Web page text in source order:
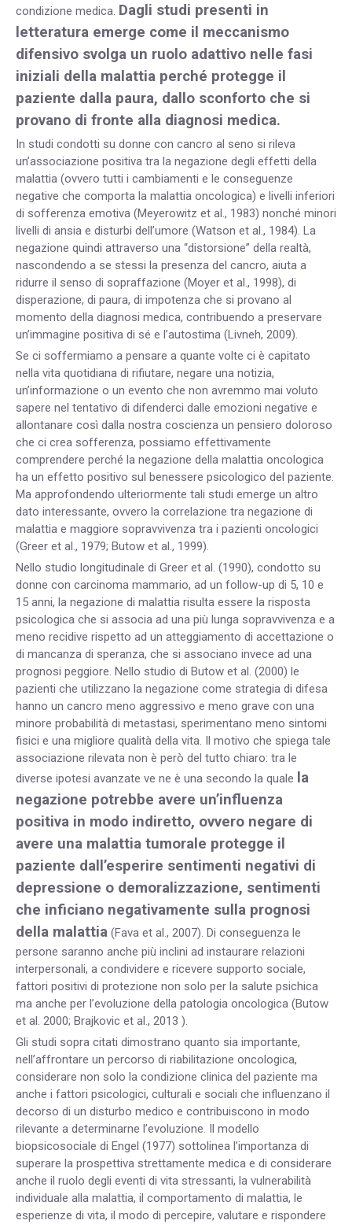
condizione medica. Dagli studi presenti in
letteratura emerge come il meccanismo
difensivo svolga un ruolo adattivo nelle fasi
iniziali della malattia perché protegge il
paziente dalla paura, dallo sconforto che si
provano di fronte alla diagnosi medica.
In studi condotti su donne con cancro al seno si rileva
un’associazione positiva tra la negazione degli effetti della
malattia (ovvero tutti i cambiamenti e le conseguenze
negative che comporta la malattia oncologica) e livelli inferiori
di sofferenza emotiva (Meyerowitz et al., 1983) nonché minori
livelli di ansia e disturbi dell’umore (Watson et al., 1984). La
negazione quindi attraverso una “distorsione” della realtà,
nascondendo a se stessi la presenza del cancro, aiuta a
ridurre il senso di sopraffazione (Moyer et al., 1998), di
disperazione, di paura, di impotenza che si provano al
momento della diagnosi medica, contribuendo a preservare
un’immagine positiva di sé e l’autostima (Livneh, 2009).
Se ci soffermiamo a pensare a quante volte ci è capitato
nella vita quotidiana di rifiutare, negare una notizia,
un’informazione o un evento che non avremmo mai voluto
sapere nel tentativo di difenderci dalle emozioni negative e
allontanare così dalla nostra coscienza un pensiero doloroso
che ci crea sofferenza, possiamo effettivamente
comprendere perché la negazione della malattia oncologica
ha un effetto positivo sul benessere psicologico del paziente.
Ma approfondendo ulteriormente tali studi emerge un altro
dato interessante, ovvero la correlazione tra negazione di
malattia e maggiore sopravvivenza tra i pazienti oncologici
(Greer et al., 1979; Butow et al., 1999).
Nello studio longitudinale di Greer et al. (1990), condotto su
donne con carcinoma mammario, ad un follow-up di 5, 10 e
15 anni, la negazione di malattia risulta essere la risposta
psicologica che si associa ad una più lunga sopravvivenza e a
meno recidive rispetto ad un atteggiamento di accettazione o
di mancanza di speranza, che si associano invece ad una
prognosi peggiore. Nello studio di Butow et al. (2000) le
pazienti che utilizzano la negazione come strategia di difesa
hanno un cancro meno aggressivo e meno grave con una
minore probabilità di metastasi, sperimentano meno sintomi
fisici e una migliore qualità della vita. Il motivo che spiega tale
associazione rilevata non è però del tutto chiaro: tra le
diverse ipotesi avanzate ve ne è una secondo la quale la
negazione potrebbe avere un’influenza
positiva in modo indiretto, ovvero negare di
avere una malattia tumorale protegge il
paziente dall’esperire sentimenti negativi di
depressione o demoralizzazione, sentimenti
che inficiano negativamente sulla prognosi
della malattia (Fava et al., 2007). Di conseguenza le
persone saranno anche più inclini ad instaurare relazioni
interpersonali, a condividere e ricevere supporto sociale,
fattori positivi di protezione non solo per la salute psichica
ma anche per l’evoluzione della patologia oncologica (Butow
et al. 2000; Brajkovic et al., 2013 ).
Gli studi sopra citati dimostrano quanto sia importante,
nell’affrontare un percorso di riabilitazione oncologica,
considerare non solo la condizione clinica del paziente ma
anche i fattori psicologici, culturali e sociali che influenzano il
decorso di un disturbo medico e contribuiscono in modo
rilevante a determinarne l’evoluzione. Il modello
biopsicosociale di Engel (1977) sottolinea l’importanza di
superare la prospettiva strettamente medica e di considerare
anche il ruolo degli eventi di vita stressanti, la vulnerabilità
individuale alla malattia, il comportamento di malattia, le
esperienze di vita, il modo di percepire, valutare e rispondere